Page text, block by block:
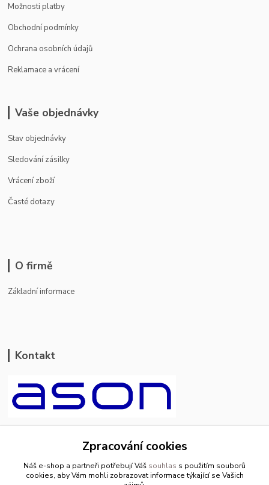
Možnosti platby
Obchodní podmínky
Ochrana osobních údajů
Reklamace a vrácení
Vaše objednávky
Stav objednávky
Sledování zásilky
Vrácení zboží
Časté dotazy
O firmě
Základní informace
Kontakt
+420 799 500 769
pracovní dny 8-11hod.,13-15hod.
Zpracování cookies
Náš e-shop a partneři potřebují Váš souhlas s použitím souborů
cookies, aby Vám mohli zobrazovat informace týkající se Vašich